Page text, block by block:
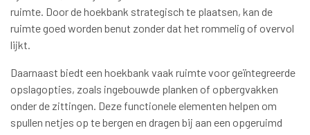
ruimte. Door de hoekbank strategisch te plaatsen, kan de
ruimte goed worden benut zonder dat het rommelig of overvol
lijkt.
Daarnaast biedt een hoekbank vaak ruimte voor geïntegreerde
opslagopties, zoals ingebouwde planken of opbergvakken
onder de zittingen. Deze functionele elementen helpen om
spullen netjes op te bergen en dragen bij aan een opgeruimd